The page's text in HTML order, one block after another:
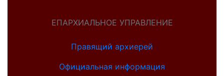
ЕПАРХИАЛЬНОЕ УПРАВЛЕНИЕ
Правящий архиерей
Официальная информация